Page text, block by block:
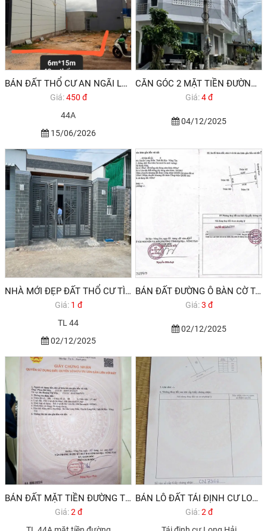
BÁN ĐẤT THỔ CƯ AN NGÃI LONG ĐIỀN BRVT
Giá:450 đ
44A
15/06/2026
CĂN GÓC 2 MẶT TIỀN ĐƯỜNG NHỰA VỈA HÈ PHƯỚC TỈNH - LONG ĐIỀN BRVT
Giá:4 đ
04/12/2025
NHÀ MỚI ĐẸP ĐẤT THỔ CƯ TÌNH LỘ 44 LONG ĐIỀN BRVT GIÁ 1,7 TỶ
Giá: 1 đ
TL 44
02/12/2025
BÁN ĐẤT ĐƯỜNG Ô BÀN CỜ TAM PHƯỚC LONG ĐIỀN BRVT 3,6 TỶ 2025
Giá:3 đ
02/12/2025
BÁN ĐẤT MẶT TIỀN ĐƯỜNG TỈNH LỘ 44A LONG ĐIỀN BRVT
Giá:2 đ
BÁN LÔ ĐẤT TÁI ĐỊNH CƯ LONG HẢI GẦN BIỂN TRUNG TÂM NGANG 6M , LONG ĐIỀN , BÀ RỊA VŨNG TÀU.
Giá:2 đ